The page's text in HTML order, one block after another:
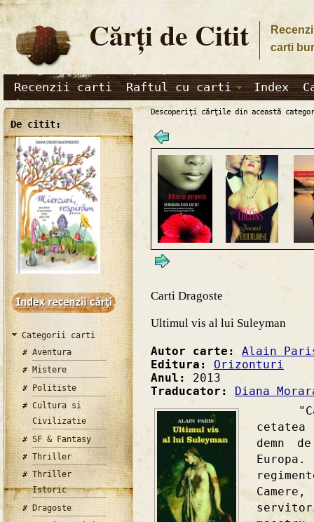
Cărţi de Citit
carti
Recenzii carti Raftul cu carti Index
De citit:
Categorii carti
Aventura
Mistere
Politiste
Cultura si
Civilizatie
SF & Fantasy
Thriller
Thriller
Istoric
Dragoste
Descoperiţi cărţile din această
Carti Dragoste
Ultimul vis al lui Suleyman
Autor carte: Alain
Editura: Orizonturi
Anul: 2013
Traducator: Diana
"Ca
demn